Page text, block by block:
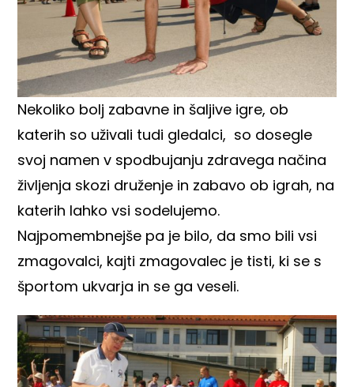
Nekoliko bolj zabavne in šaljive igre, ob
katerih so uživali tudi gledalci, so dosegle
svoj namen v spodbujanju zdravega načina
življenja skozi druženje in zabavo ob igrah, na
katerih lahko vsi sodelujemo.
Najpomembnejše pa je bilo, da smo bili vsi
zmagovalci, kajti zmagovalec je tisti, ki se s
športom ukvarja in se ga veseli.